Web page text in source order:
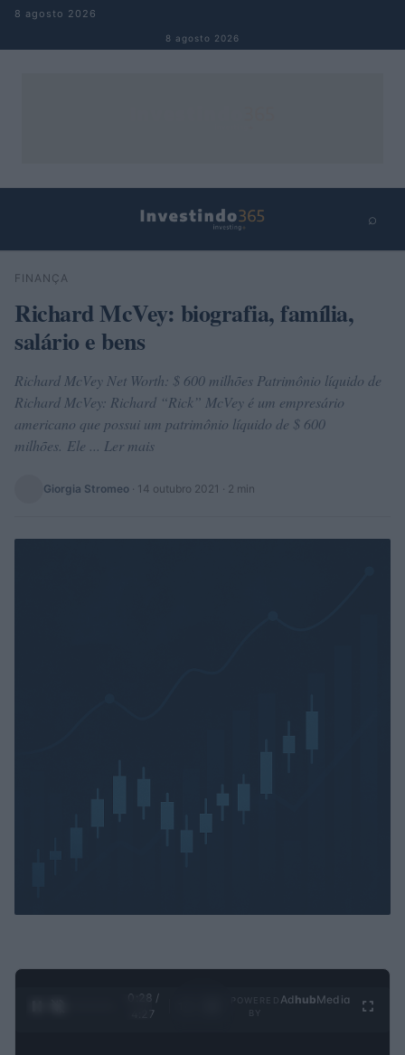
Pular para o conteúdo
8 agosto 2026
8 agosto 2026
⌕
Buscar
FINANÇA
Richard McVey: biografia, família,
salário e bens
Richard McVey Net Worth: $ 600 milhões Patrimônio líquido de
Richard McVey: Richard “Rick” McVey é um empresário
americano que possui um patrimônio líquido de $ 600
milhões. Ele ... Ler mais
Giorgia Stromeo · 14 outubro 2021 · 2 min
0:29 /
4:27
Ad hubMedia